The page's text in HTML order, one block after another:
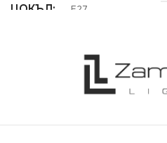
ЦОКЪЛ E27
НАПРЕЖЕНИЕ (V)
220V